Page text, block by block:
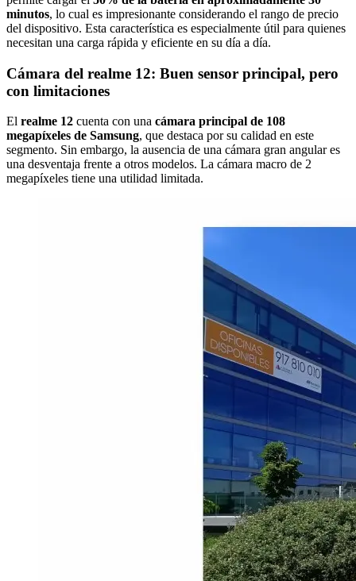
minutos, lo cual es impresionante considerando el rango de precio
del dispositivo. Esta característica es especialmente útil para quienes
necesitan una carga rápida y eficiente en su día a día.
Cámara del realme 12: Buen sensor principal, pero
con limitaciones
El realme 12 cuenta con una cámara principal de 108
megapíxeles de Samsung, que destaca por su calidad en este
segmento. Sin embargo, la ausencia de una cámara gran angular es
una desventaja frente a otros modelos. La cámara macro de 2
megapíxeles tiene una utilidad limitada.